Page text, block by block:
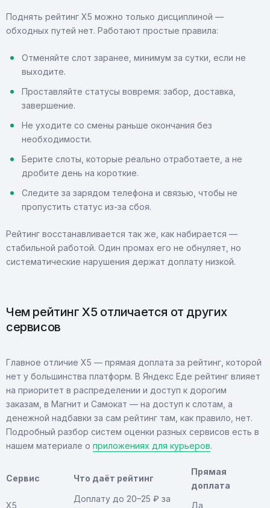
Поднять рейтинг X5 можно только дисциплиной —
обходных путей нет. Работают простые правила:
Отменяйте слот заранее, минимум за сутки, если не
выходите.
Проставляйте статусы вовремя: забор, доставка,
завершение.
Не уходите со смены раньше окончания без
необходимости.
Берите слоты, которые реально отработаете, а не
дробите день на короткие.
Следите за зарядом телефона и связью, чтобы не
пропустить статус из-за сбоя.
Рейтинг восстанавливается так же, как набирается —
стабильной работой. Один промах его не обнуляет, но
систематические нарушения держат доплату низкой.
Чем рейтинг X5 отличается от других
сервисов
Главное отличие X5 — прямая доплата за рейтинг, которой
нет у большинства платформ. В Яндекс Еде рейтинг влияет
на приоритет в распределении и доступ к дорогим
заказам, в Магнит и Самокат — на доступ к слотам, а
денежной надбавки за сам рейтинг там, как правило, нет.
Подробный разбор систем оценки разных сервисов есть в
нашем материале о приложениях для курьеров.
Сервис Что даёт рейтинг
Прямая
доплата
X5
Доплату до 20–25 ₽ за
Да